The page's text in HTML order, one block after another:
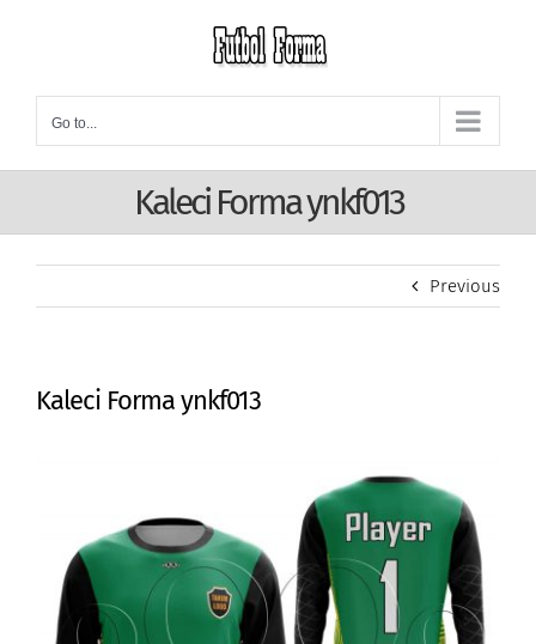
content
Go to...
Kaleci Forma ynkf013
Previous
Kaleci Forma ynkf013